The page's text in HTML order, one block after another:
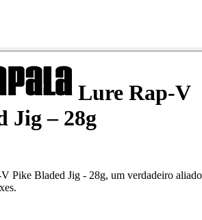
Lure Rap-V
Jig – 28g
Pike Bladed Jig - 28g, um verdadeiro aliado